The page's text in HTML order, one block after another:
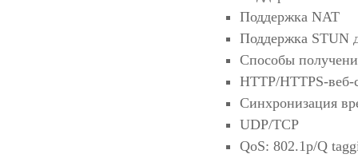
Поддержка NAT
Поддержка STUN
Способы
HTTP/HTTPS-веб-
Синхронизация
UDP/TCP
QoS: 802.1p/Q